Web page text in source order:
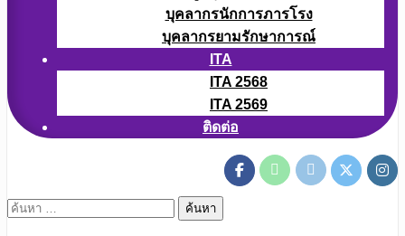
บุคลากรนักการภารโรง
บุคลากรยามรักษาการณ์
ITA
ITA 2568
ITA 2569
ติดต่อ
ค้นหา